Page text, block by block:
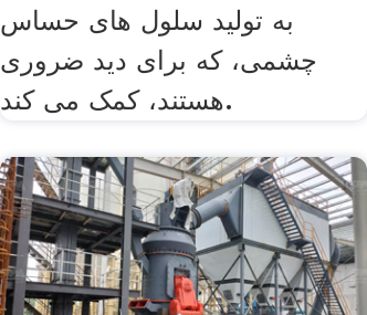
به تولید سلول های حساس
چشمی، که برای دید ضروری
هستند، کمک می کند.